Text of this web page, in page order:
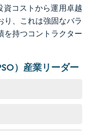
資コストから運用卓越
り、これは強固なバラ
を持つコントラクター
）産業リーダー